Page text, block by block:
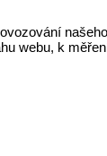
online; v
webu, k